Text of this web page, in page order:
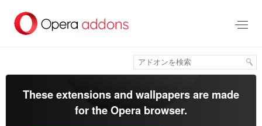
メ
These extensions and wallpapers are made
for theOpera browser.